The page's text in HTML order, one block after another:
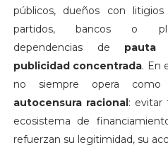
públicos, dueños con
partidos, bancos o
dependencias de pauta
publicidad concentrada. En
no siempre opera como
autocensura racional: evitar
ecosistema de
refuerzan su legitimidad, su